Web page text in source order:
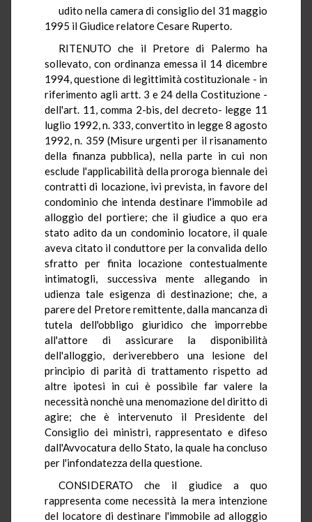
udito nella camera di consiglio del 31 maggio
1995 il Giudice relatore Cesare Ruperto.
RITENUTO che il Pretore di Palermo ha
sollevato, con ordinanza emessa il 14 dicembre
1994, questione di legittimità costituzionale - in
riferimento agli artt. 3 e 24 della Costituzione -
dell'art. 11, comma 2-bis, del decreto- legge 11
luglio 1992, n. 333, convertito in legge 8 agosto
1992, n. 359 (Misure urgenti per il risanamento
della finanza pubblica), nella parte in cui non
esclude l'applicabilità della proroga biennale dei
contratti di locazione, ivi prevista, in favore del
condominio che intenda destinare l'immobile ad
alloggio del portiere; che il giudice a quo era
stato adito da un condominio locatore, il quale
aveva citato il conduttore per la convalida dello
sfratto per finita locazione contestualmente
intimatogli, successiva mente allegando in
udienza tale esigenza di destinazione; che, a
parere del Pretore remittente, dalla mancanza di
tutela dell'obbligo giuridico che imporrebbe
all'attore di assicurare la disponibilità
dell'alloggio, deriverebbero una lesione del
principio di parità di trattamento rispetto ad
altre ipotesi in cui è possibile far valere la
necessità nonchè una menomazione del diritto di
agire; che è intervenuto il Presidente del
Consiglio dei ministri, rappresentato e difeso
dall'Avvocatura dello Stato, la quale ha concluso
per l'infondatezza della questione.
CONSIDERATO che il giudice a quo
rappresenta come necessità la mera intenzione
del locatore di destinare l'immobile ad alloggio